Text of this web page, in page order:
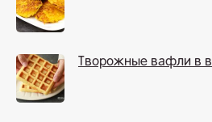
Творожные вафли в